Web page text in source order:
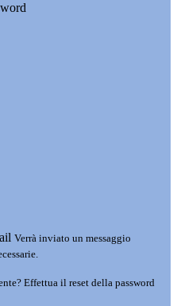
Verrà inviato un messaggio
Effettua il reset della password